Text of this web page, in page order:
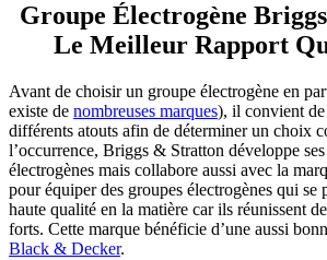
Groupe Électrogène
Le Meilleur Rapport
Avant de choisir un groupe électrogène en
existe de nombreuses marques), il convient de
différents atouts afin de déterminer un choix
l’occurrence, Briggs & Stratton développe
électrogènes mais collabore aussi avec la
pour équiper des groupes électrogènes qui se
haute qualité en la matière car ils réunissent
forts. Cette marque bénéficie d’une aussi
Black & Decker.